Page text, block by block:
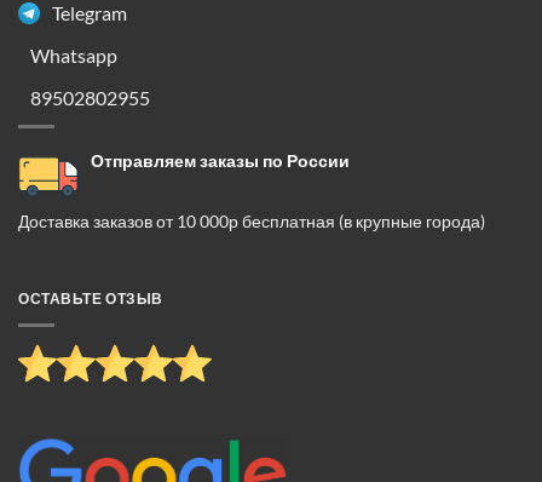
Telegram
Whatsapp
89502802955
Отправляем заказы по России
Доставка заказов от 10 000р бесплатная (в крупные города)
ОСТАВЬТЕ ОТЗЫВ